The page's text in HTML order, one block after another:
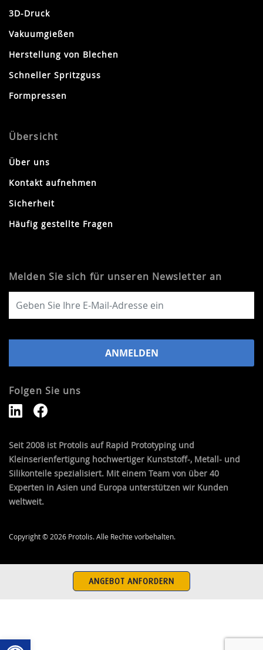
Open toolbar
3D-Druck
Vakuumgießen
Herstellung von Blechen
Schneller Spritzguss
Formpressen
Übersicht
Über uns
Kontakt aufnehmen
Sicherheit
Häufig gestellte Fragen
Melden Sie sich für unseren Newsletter an
Folgen Sie uns
Seit 2008 ist Protolis auf Rapid Prototyping und
Kleinserienfertigung hochwertiger Kunststoff-, Metall- und
Silikonteile spezialisiert. Mit einem Team von über 40
Experten in Asien und Europa unterstützen wir Kunden
weltweit.
Copyright © 2026 Protolis. Alle Rechte vorbehalten.
ANGEBOT ANFORDERN